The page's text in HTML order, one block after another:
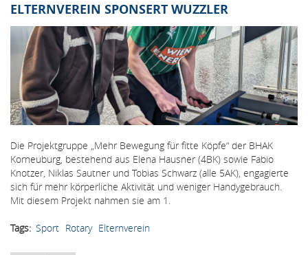
ELTERNVEREIN SPONSERT WUZZLER
Die Projektgruppe „Mehr Bewegung für fitte Köpfe“ der BHAK
Korneuburg, bestehend aus Elena Hausner (4BK) sowie Fabio
Knotzer, Niklas Sautner und Tobias Schwarz (alle 5AK), engagierte
sich für mehr körperliche Aktivität und weniger Handygebrauch.
Mit diesem Projekt nahmen sie am 1.
Tags Sport Rotary Elternverein